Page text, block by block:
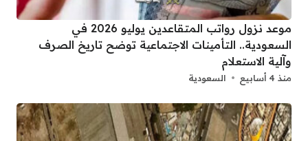
موعد نزول رواتب المتقاعدين يوليو 2026 في
السعودية.. التأمينات الاجتماعية توضح تاريخ الصرف
وآلية الاستعلام
منذ 4 أسابيع السعودية